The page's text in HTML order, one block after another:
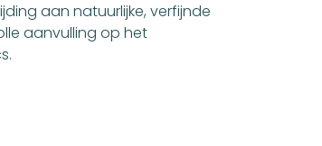
aan natuurlijke, verfijnde
aanvulling op het